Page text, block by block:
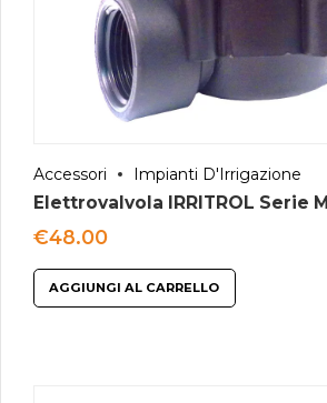
Accessori Impianti D'Irrigazione
Elettrovalvola IRRITROL Serie M
€48.00
AGGIUNGI AL CARRELLO